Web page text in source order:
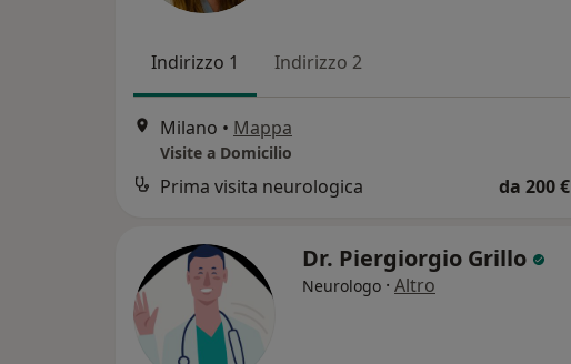
Indirizzo 1 Indirizzo 2
Milano • Mappa
Visite a Domicilio
Prima visita neurologica da 200 €
Dr. Piergiorgio Grillo
Neurologo · Altro